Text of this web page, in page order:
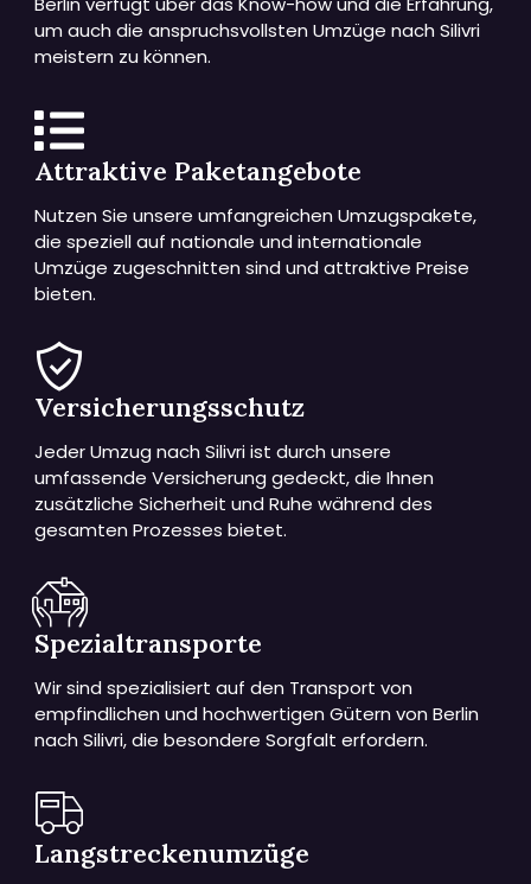
um auch die anspruchsvollsten Umzüge nach Silivri
meistern zu können.
Attraktive Paketangebote
Nutzen Sie unsere umfangreichen Umzugspakete,
die speziell auf nationale und internationale
Umzüge zugeschnitten sind und attraktive Preise
bieten.
Versicherungsschutz
Jeder Umzug nach Silivri ist durch unsere
umfassende Versicherung gedeckt, die Ihnen
zusätzliche Sicherheit und Ruhe während des
gesamten Prozesses bietet.
Spezialtransporte
Wir sind spezialisiert auf den Transport von
empfindlichen und hochwertigen Gütern von Berlin
nach Silivri, die besondere Sorgfalt erfordern.
Langstreckenumzüge